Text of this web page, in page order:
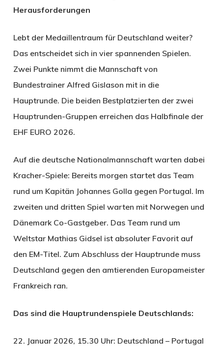
Herausforderungen
Lebt der Medaillentraum für Deutschland weiter?
Das entscheidet sich in vier spannenden Spielen.
Zwei Punkte nimmt die Mannschaft von
Bundestrainer Alfred Gislason mit in die
Hauptrunde. Die beiden Bestplatzierten der zwei
Hauptrunden-Gruppen erreichen das Halbfinale der
EHF EURO 2026.
Auf die deutsche Nationalmannschaft warten dabei
Kracher-Spiele: Bereits morgen startet das Team
rund um Kapitän Johannes Golla gegen Portugal. Im
zweiten und dritten Spiel warten mit Norwegen und
Dänemark Co-Gastgeber. Das Team rund um
Weltstar Mathias Gidsel ist absoluter Favorit auf
den EM-Titel. Zum Abschluss der Hauptrunde muss
Deutschland gegen den amtierenden Europameister
Frankreich ran.
Das sind die Hauptrundenspiele Deutschlands:
22. Januar 2026, 15.30 Uhr: Deutschland – Portugal